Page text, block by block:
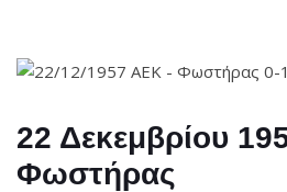
22 Δεκεμβρίου
Φωστήρας